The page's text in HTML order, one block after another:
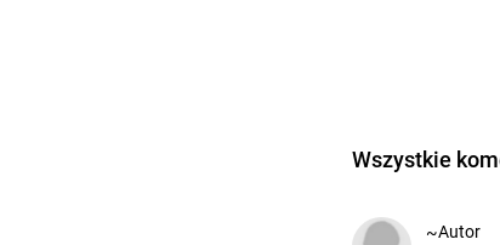
Wszystkie
~Autor